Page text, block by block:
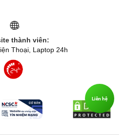
thành viên:
Thoại, Laptop 24h
Liên hệ